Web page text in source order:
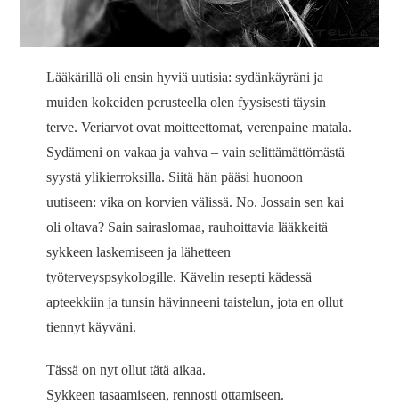
Lääkärillä oli ensin hyviä uutisia: sydänkäyräni ja
muiden kokeiden perusteella olen fyysisesti täysin
terve. Veriarvot ovat moitteettomat, verenpaine matala.
Sydämeni on vakaa ja vahva – vain selittämättömästä
syystä ylikierroksilla. Siitä hän pääsi huonoon
uutiseen: vika on korvien välissä. No. Jossain sen kai
oli oltava? Sain sairaslomaa, rauhoittavia lääkkeitä
sykkeen laskemiseen ja lähetteen
työterveyspsykologille. Kävelin resepti kädessä
apteekkiin ja tunsin hävinneeni taistelun, jota en ollut
tiennyt käyväni.
Tässä on nyt ollut tätä aikaa.
Sykkeen tasaamiseen, rennosti ottamiseen.